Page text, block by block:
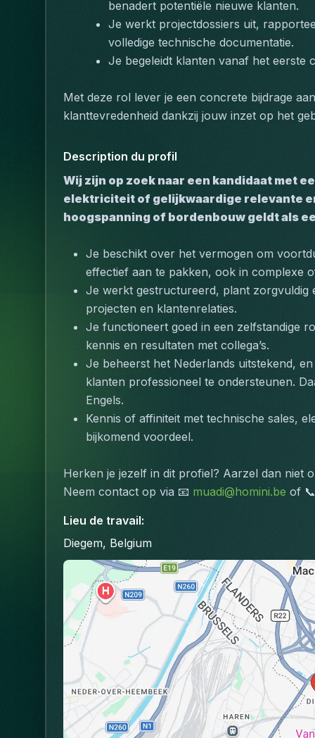
benadert potentiële nieuwe klanten.
Je werkt projectdossiers uit,
volledige technische documentatie.
Je begeleidt klanten vanaf het eerste
Met deze rol lever je een concrete bijdrage
klanttevredenheid dankzij jouw inzet op het
Description du profil
Wij zijn op zoek naar een kandidaat met
elektriciteit of gelijkwaardige relevante
hoogspanning of bordenbouw geldt als
Je beschikt over het vermogen om
effectief aan te pakken, ook in complexe
Je werkt gestructureerd, plant zorgvuldig
projecten en klantenrelaties.
Je functioneert goed in een zelfstandige
kennis en resultaten met collega’s.
Je beheerst het Nederlands uitstekend,
klanten professioneel te ondersteunen.
Engels.
Kennis of affiniteit met technische sales,
bijkomend voordeel.
Herken je jezelf in dit profiel? Aarzel dan niet
Neem contact op via 📧 muadi@homini.be of
Lieu de travail:
Diegem, Belgium